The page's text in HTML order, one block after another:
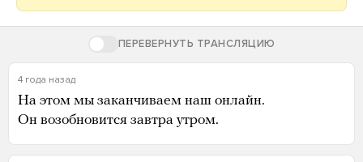
ПЕРЕВЕРНУТЬ ТРАНСЛЯЦИЮ
4 года назад
На этом мы заканчиваем наш онлайн.
Он возобновится завтра утром.